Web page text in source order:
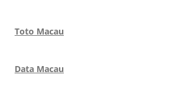
Toto Macau
Data Macau